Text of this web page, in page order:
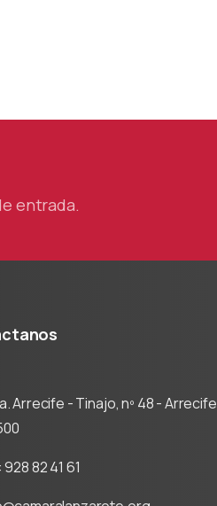
entrada.
Arrecife - Tinajo, nº 48 - Arrecife
928 82 41 61